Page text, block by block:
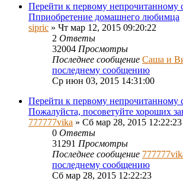
Перейти к первому
Пприобретение домашнего любимца
sipric » Чт мар 12, 2015 09:20:22
2 Ответы
32004 Просмотры
Последнее сообщение Саша и
последнему сообщению
Ср июн 03, 2015 14:31:00
Перейти к первому
Пожалуйста, посоветуйте хороших
777777vika » Сб мар 28, 2015 12:22:23
0 Ответы
31291 Просмотры
Последнее сообщение
последнему сообщению
Сб мар 28, 2015 12:22:23